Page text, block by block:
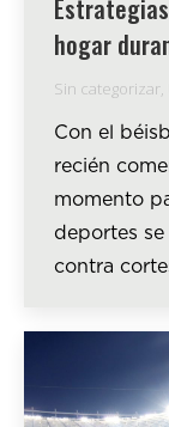
hogar
Sin categorizar,
Con el
recién
momento
deportes
contra